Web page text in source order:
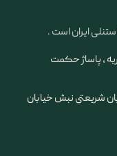
ایران است .
، پاساژ حکمت
شریعتی نبش خیابان